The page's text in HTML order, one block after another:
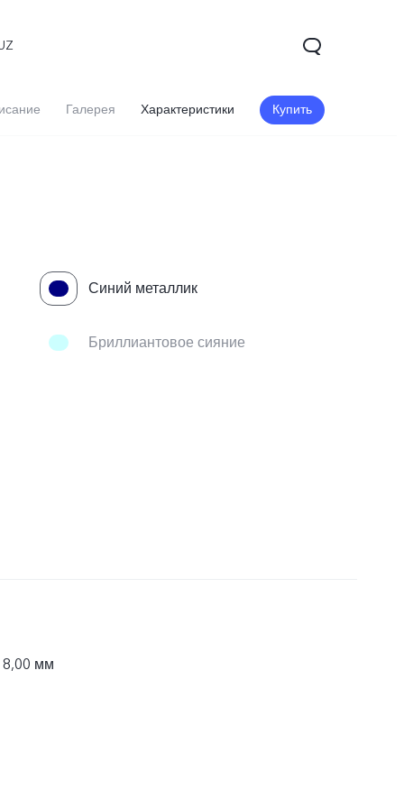
V60 5G
Галерея Характеристики Купить
Синий металлик
Бриллиантовое сияние
мм